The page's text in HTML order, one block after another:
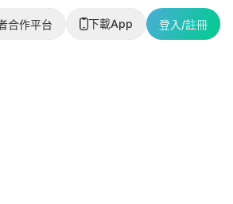
合作平台 下載App 登入/註冊